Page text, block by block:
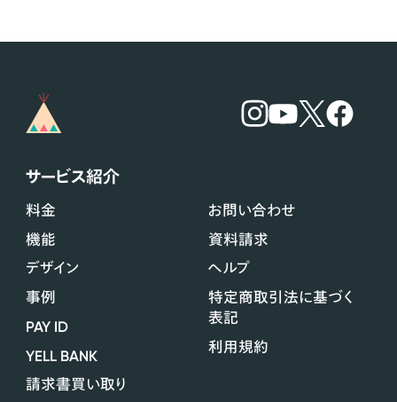
サービス紹介
料金
機能
デザイン
事例
PAY ID
YELL BANK
請求書買い取り
お問い合わせ
資料請求
ヘルプ
特定商取引法に基づく
表記
利用規約